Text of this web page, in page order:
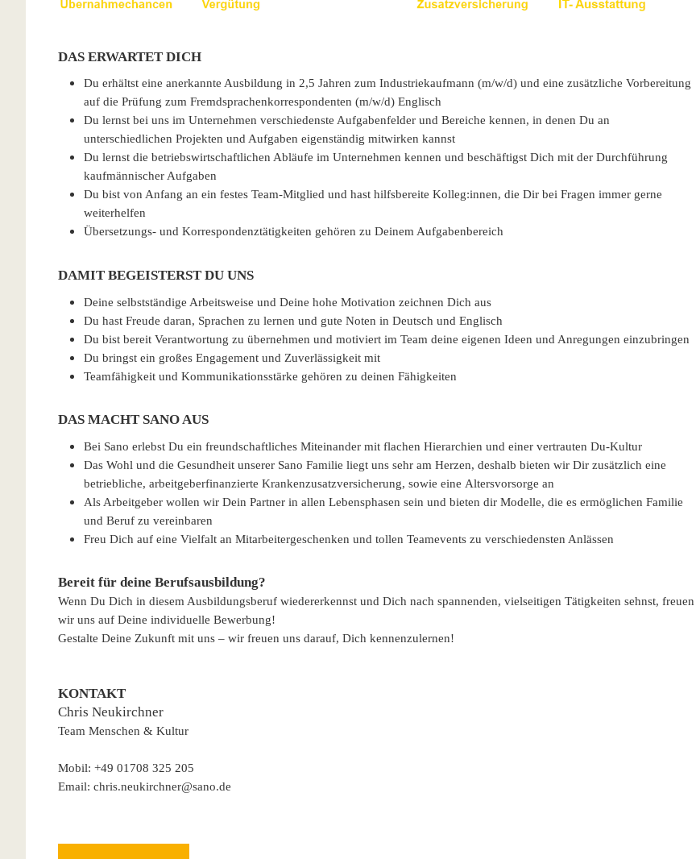
DAS ERWARTET DICH
Du erhältst eine anerkannte Ausbildung in 2,5 Jahren zum Industriekaufmann (m/w/d) und eine zusätzliche Vorbereitung
auf die Prüfung zum Fremdsprachenkorrespondenten (m/w/d) Englisch
Du lernst bei uns im Unternehmen verschiedenste Aufgabenfelder und Bereiche kennen, in denen Du an
unterschiedlichen Projekten und Aufgaben eigenständig mitwirken kannst
Du lernst die betriebswirtschaftlichen Abläufe im Unternehmen kennen und beschäftigst Dich mit der Durchführung
kaufmännischer Aufgaben
Du bist von Anfang an ein festes Team-Mitglied und hast hilfsbereite Kolleg:innen, die Dir bei Fragen immer gerne
weiterhelfen
Übersetzungs- und Korrespondenztätigkeiten gehören zu Deinem Aufgabenbereich
DAMIT BEGEISTERST DU UNS
Deine selbstständige Arbeitsweise und Deine hohe Motivation zeichnen Dich aus
Du hast Freude daran, Sprachen zu lernen und gute Noten in Deutsch und Englisch
Du bist bereit Verantwortung zu übernehmen und motiviert im Team deine eigenen Ideen und Anregungen einzubringen
Du bringst ein großes Engagement und Zuverlässigkeit mit
Teamfähigkeit und Kommunikationsstärke gehören zu deinen Fähigkeiten
DAS MACHT SANO AUS
Bei Sano erlebst Du ein freundschaftliches Miteinander mit flachen Hierarchien und einer vertrauten Du-Kultur
Das Wohl und die Gesundheit unserer Sano Familie liegt uns sehr am Herzen, deshalb bieten wir Dir zusätzlich eine
betriebliche, arbeitgeberfinanzierte Krankenzusatzversicherung, sowie eine Altersvorsorge an
Als Arbeitgeber wollen wir Dein Partner in allen Lebensphasen sein und bieten dir Modelle, die es ermöglichen Familie
und Beruf zu vereinbaren
Freu Dich auf eine Vielfalt an Mitarbeitergeschenken und tollen Teamevents zu verschiedensten Anlässen
Bereit für deine Berufsausbildung?
Wenn Du Dich in diesem Ausbildungsberuf wiedererkennst und Dich nach spannenden, vielseitigen Tätigkeiten sehnst, freuen
wir uns auf Deine individuelle Bewerbung!
Gestalte Deine Zukunft mit uns – wir freuen uns darauf, Dich kennenzulernen!
KONTAKT
Chris Neukirchner
Team Menschen & Kultur
Mobil: +49 01708 325 205
Email: chris.neukirchner@sano.de